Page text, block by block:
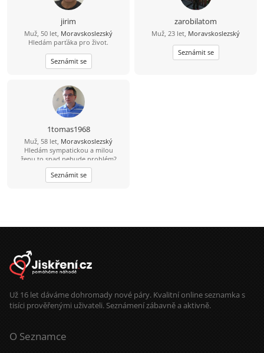
jirim
Muž, 50 let, Moravskoslezský
Hledám parťáka pro život.
Seznámit se
zarobilatom
Muž, 23 let, Moravskoslezský
Seznámit se
1tomas1968
Muž, 58 let, Moravskoslezský
Hledám sympatickou a milou
ženu,to snad nebude problém?
Seznámit se
Už 16 let dáváme dohromady nové páry. Kvalitní online seznamka s
tisíci prověřenými uživateli. Seznámení zábavně a aktivně.
O Seznamce